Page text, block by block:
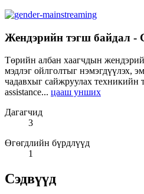
Жендэрийн тэгш байдал -
Төрийн албан хаагчдын
мэдлэг ойлголтыг нэмэгдүүлэх,
чадавхыг сайжруулах техникийн
assistance... цааш унших
Дагагчид
3
Өгөгдлийн бүрдлүүд
1
Сэдвүүд